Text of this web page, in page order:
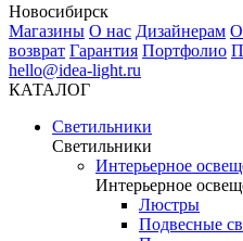
Новосибирск
Магазины О нас Дизайнерам
возврат Гарантия Портфолио
hello@idea-light.ru
КАТАЛОГ
Светильники
Светильники
Интерьерное
Интерьерное
Люстры
Подвесные